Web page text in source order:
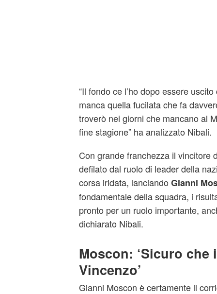
“Il fondo ce l’ho dopo essere
manca quella fucilata che fa
troverò nei giorni che mancano al
fine stagione” ha analizzato Nibali.
Con grande franchezza il vincitore
defilato dal ruolo di leader della
corsa iridata, lanciando Gianni
fondamentale della squadra, i
pronto per un ruolo importante,
dichiarato Nibali.
Moscon: ‘Sicuro che
Vincenzo’
Gianni Moscon è certamente il